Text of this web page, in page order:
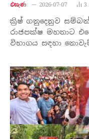
එසැණ 2026-07-07 3
ක්‍රිෂ් ගනුදෙනුව
රාජපක්ෂ මහතාට
විභාගය සඳහා